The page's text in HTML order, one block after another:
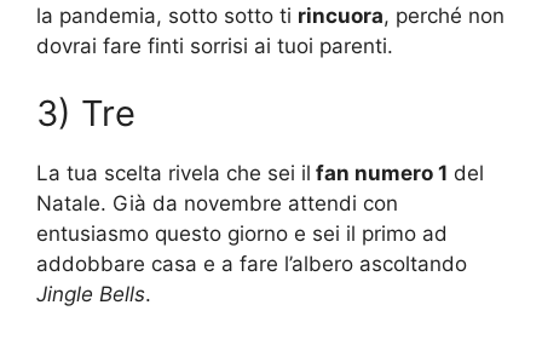
la pandemia, sotto sotto ti rincuora, perché non
dovrai fare finti sorrisi ai tuoi parenti.
3) Tre
La tua scelta rivela che sei il fan numero 1 del
Natale. Già da novembre attendi con
entusiasmo questo giorno e sei il primo ad
addobbare casa e a fare l’albero ascoltando
Jingle Bells.